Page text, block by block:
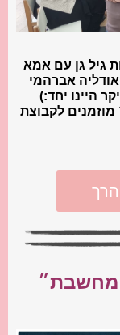
לגיל הרך 2 קבוצות גיל גן עם אמא
אברהמי
היינו יחד:)
מוזמנים לקבוצת
מחשבת״